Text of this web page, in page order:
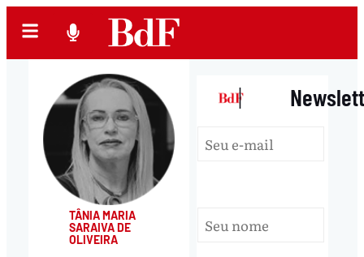
TÂNIA MARIA
SARAIVA DE
OLIVEIRA
|